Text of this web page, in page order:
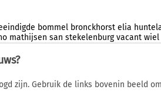
bommel bronckhorst elia
mathijsen san stekelenburg vacant wiel
zijn. Gebruik de links bovenin beeld